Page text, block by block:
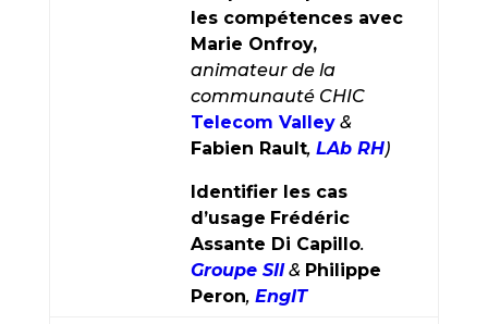
les compétences avec
Marie Onfroy,
animateur de la
communauté CHIC
Telecom Valley &
Fabien Rault, LAb RH)
Identifier les cas
d’usage Frédéric
Assante Di Capillo.
Groupe SII& Philippe
Peron, EngIT